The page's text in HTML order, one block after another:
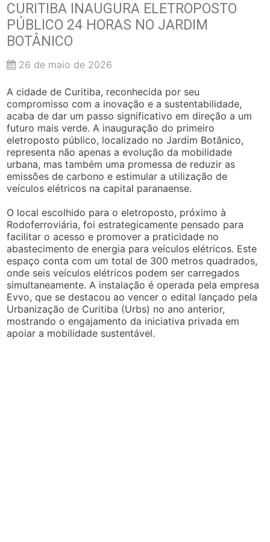
CURITIBA INAUGURA ELETROPOSTO
PÚBLICO 24 HORAS NO JARDIM
BOTÂNICO
26 de maio de 2026
A cidade de Curitiba, reconhecida por seu
compromisso com a inovação e a sustentabilidade,
acaba de dar um passo significativo em direção a um
futuro mais verde. A inauguração do primeiro
eletroposto público, localizado no Jardim Botânico,
representa não apenas a evolução da mobilidade
urbana, mas também uma promessa de reduzir as
emissões de carbono e estimular a utilização de
veículos elétricos na capital paranaense.
O local escolhido para o eletroposto, próximo à
Rodoferroviária, foi estrategicamente pensado para
facilitar o acesso e promover a praticidade no
abastecimento de energia para veículos elétricos. Este
espaço conta com um total de 300 metros quadrados,
onde seis veículos elétricos podem ser carregados
simultaneamente. A instalação é operada pela empresa
Evvo, que se destacou ao vencer o edital lançado pela
Urbanização de Curitiba (Urbs) no ano anterior,
mostrando o engajamento da iniciativa privada em
apoiar a mobilidade sustentável.